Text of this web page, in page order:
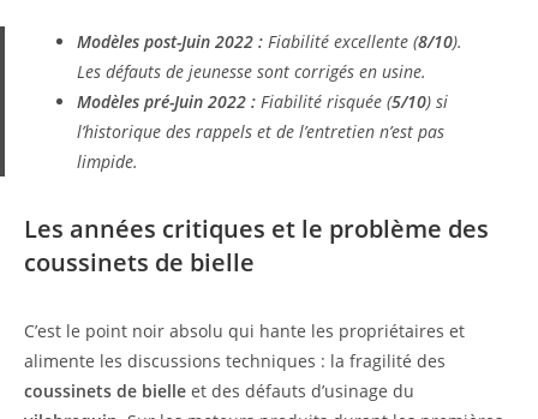
Modèles post-Juin 2022 :Fiabilité excellente (8/10).
Les défauts de jeunesse sont corrigés en usine.
Modèles pré-Juin 2022 :Fiabilité risquée (5/10) si
l’historique des rappels et de l’entretien n’est pas
limpide.
Les années critiques et le problème des
coussinets de bielle
C’est le point noir absolu qui hante les propriétaires et
alimente les discussions techniques : la fragilité des
coussinets de bielle et des défauts d’usinage du